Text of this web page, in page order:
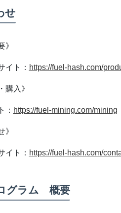
せ
》
イト： https://fuel-hash.com/
購⼊》
： https://fuel-mining.com/mining
》
イト： https://fuel-hash.com/
グラム 概要